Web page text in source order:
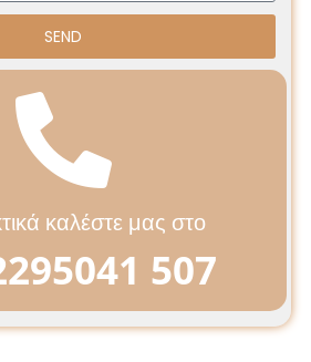
SEND
καλέστε μας στο
507